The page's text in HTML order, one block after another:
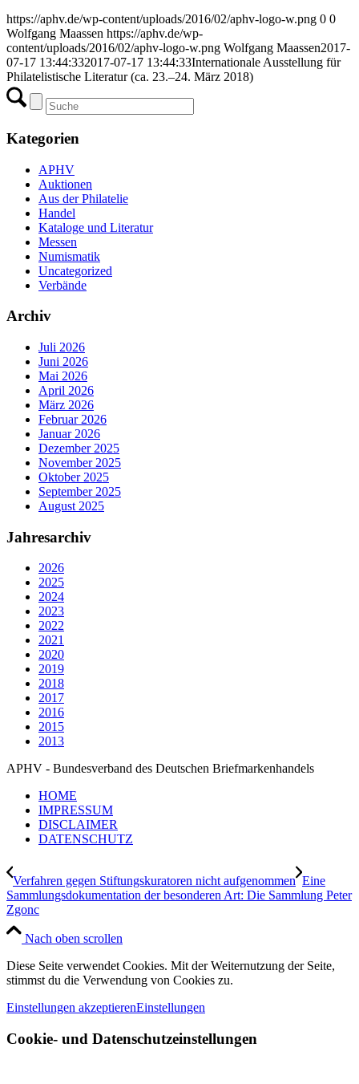
https://aphv.de/wp-content/uploads/2016/02/aphv-logo-w.png 0 0
Wolfgang Maassen https://aphv.de/wp-
content/uploads/2016/02/aphv-logo-w.png Wolfgang Maassen2017-
07-17 13:44:332017-07-17 13:44:33Internationale Ausstellung für
Philatelistische Literatur (ca. 23.–24. März 2018)
Kategorien
APHV
Auktionen
Aus der Philatelie
Handel
Kataloge und Literatur
Messen
Numismatik
Uncategorized
Verbände
Archiv
Juli 2026
Juni 2026
Mai 2026
April 2026
März 2026
Februar 2026
Januar 2026
Dezember 2025
November 2025
Oktober 2025
September 2025
August 2025
Jahresarchiv
2026
2025
2024
2023
2022
2021
2020
2019
2018
2017
2016
2015
2013
APHV - Bundesverband des Deutschen Briefmarkenhandels
HOME
IMPRESSUM
DISCLAIMER
DATENSCHUTZ
Verfahren gegen Stiftungskuratoren nicht aufgenommen Eine
Sammlungsdokumentation der besonderen Art: Die Sammlung Peter
Zgonc
Nach oben scrollen
Diese Seite verwendet Cookies. Mit der Weiternutzung der Seite,
stimmst du die Verwendung von Cookies zu.
Einstellungen akzeptierenEinstellungen
Cookie- und Datenschutzeinstellungen